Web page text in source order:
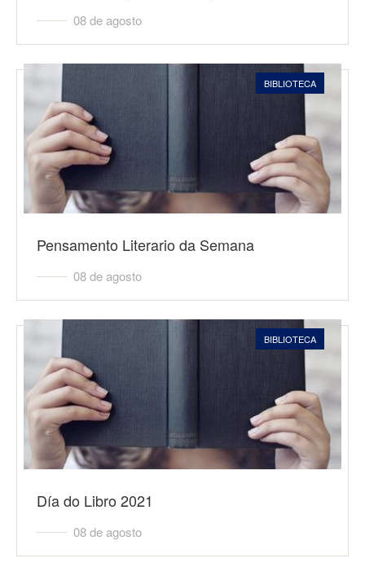
08 de agosto
BIBLIOTECA
Pensamento Literario da Semana
08 de agosto
BIBLIOTECA
Día do Libro 2021
08 de agosto